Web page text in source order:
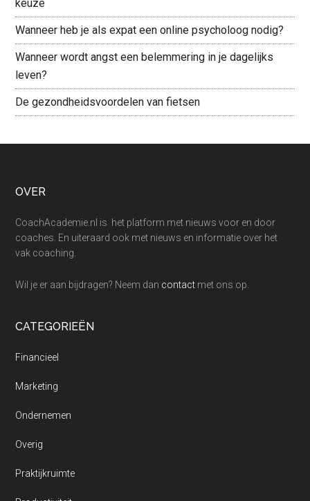
keuze
Wanneer heb je als expat een online psycholoog nodig?
Wanneer wordt angst een belemmering in je dagelijks
leven?
De gezondheidsvoordelen van fietsen
Footer
OVER
CoachAcademie.nl is het platform met nieuws voor en door
coaches. En uiteraard ook met nieuws en informatie over het
vak coaching.
Wil je er aan bijdragen? Neem dan contact met ons op.
CATEGORIEËN
Financieel
Marketing
Ondernemen
Overig
Praktijkruimte